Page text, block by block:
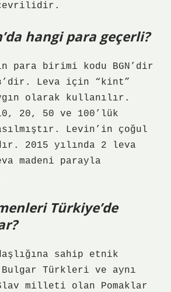
hangi para geçerli?
para birimi kodu BGN’dir
Leva için “kint”
olarak kullanılır.
20, 50 ve 100’lük
Levin’in çoğul
2015 yılında 2 leva
madeni parayla
Türkiye’de
sahip etnik
Türkleri ve aynı
milleti olan Pomaklar